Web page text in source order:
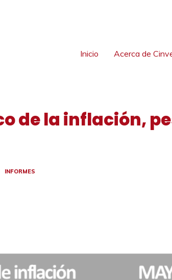
Inicio Acerca de
de la inflación,
INFORMES